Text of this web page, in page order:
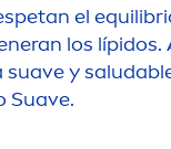
el
los lípidos.
y
Suave.